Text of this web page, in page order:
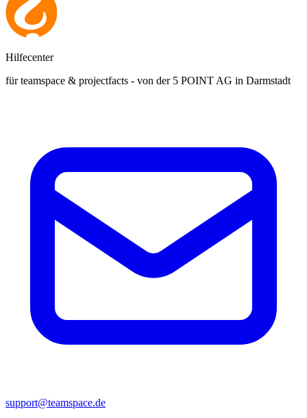
Hilfecenter
für teamspace & projectfacts - von der 5 POINT AG in Darmstadt
support@teamspace.de